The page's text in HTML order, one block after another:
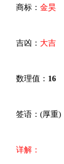
商标： 金昊
吉凶： 大吉
数理值： 16
签语：(厚重)
详解：